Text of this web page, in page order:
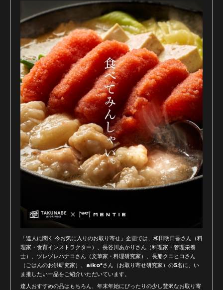
「達人に聞く 今お気に入りのお取り寄せ」企画では、和田明日香さん（料
理家・食育インストラクター）、長谷川あかりさん（料理家・管理栄養
士）、ツレヅレハナコさん（文筆家・料理研究家）、長船クニヒコさん
（ごはんのお供研究家）、aiko*さん（お取り寄せ研究家）の5名に、い
ま推したい一品をご紹介いただいています。
達人おすすめの品はもちろん、年末年始にぴったりの少し贅沢なお取り寄